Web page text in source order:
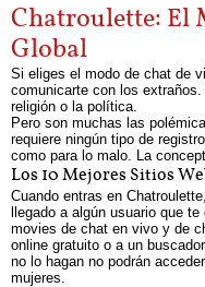
Chatroulette: El
Global
Si eliges el modo de chat de
comunicarte con los
religión o la política.
Pero son muchas las
requiere ningún tipo de
como para lo malo. La
Los 10 Mejores Sitios
Cuando entras en
llegado a algún usuario que
movies de chat en vivo y de
online gratuito o a un
no lo hagan no podrán
mujeres.